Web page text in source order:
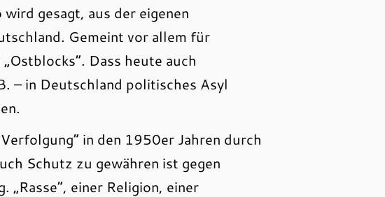
gesagt, aus der eigenen
Gemeint vor allem für
Dass heute auch
– in Deutschland politisches Asyl
in den 1950er Jahren durch
Schutz zu gewähren ist gegen
einer Religion, einer